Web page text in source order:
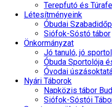
Terepfutó és
Létesítményeink
Óbudai
Siófok-Sóstó tábor
Önkormányzat
Jó tanuló, jó
Óbuda Sportolója
Óvodai
Nyári Táborok
Napközis tábor
Siófok-Sóstói